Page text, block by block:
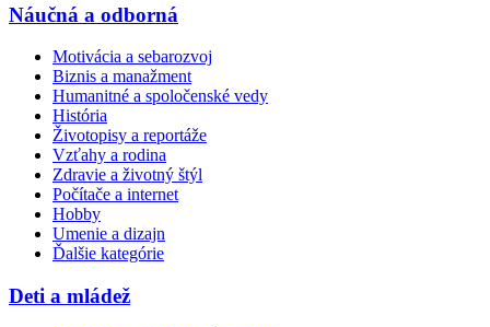
Náučná a odborná
Motivácia a sebarozvoj
Biznis a manažment
Humanitné a spoločenské vedy
História
Životopisy a reportáže
Vzťahy a rodina
Zdravie a životný štýl
Počítače a internet
Hobby
Umenie a dizajn
Ďalšie kategórie
Deti a mládež